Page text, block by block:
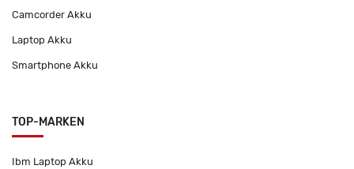
Camcorder Akku
Laptop Akku
Smartphone Akku
TOP-MARKEN
Ibm Laptop Akku